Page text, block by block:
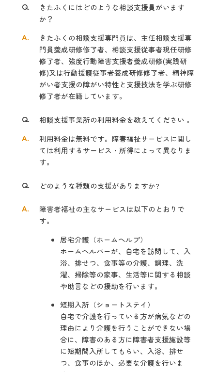
Q.
きたふくにはどのような相談支援員がいます
か？
A.
きたふくの相談支援専門員は、主任相談支援専
門員養成研修修了者、相談支援従事者現任研修
修了者、強度行動障害支援者養成研修(実践研
修)又は行動援護従事者養成研修修了者、精神障
がい者支援の障がい特性と支援技法を学ぶ研修
修了者が在籍しています。
Q. 相談支援事業所の利用料金を教えてください 。
A.
利用料金は無料です。障害福祉サービスに関し
ては利用するサービス・所得によって異なりま
す。
Q. どのような種類の支援がありますか?
A.
障害者福祉の主なサービスは以下のとおりで
す。
居宅介護（ホームヘルプ）
ホームヘルパーが、自宅を訪問して、入
浴、排せつ、食事等の介護、調理、洗
濯、掃除等の家事、生活等に関する相談
や助言などの援助を行います。
短期入所（ショートステイ）
自宅で介護を行っている方が病気などの
理由により介護を行うことができない場
合に、障害のある方に障害者支援施設等
に短期間入所してもらい、入浴、排せ
つ、食事のほか、必要な介護を行いま